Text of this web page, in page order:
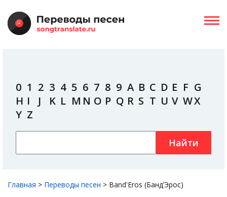
0 1 2 3 4 5 6 7 8 9 A B C D E F G
H I J K L M N O P Q R S T U V WX
Y Z
Найти
Главная > Переводы песен > Band'Eros (Банд’Эрос)